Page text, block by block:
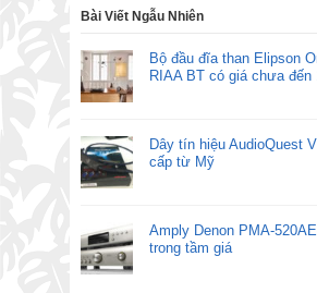
Bài Viết Ngẫu Nhiên
Bộ đầu đĩa than Elipson
RIAA BT có giá chưa đến
Dây tín hiệu AudioQuest
cấp từ Mỹ
Amply Denon PMA-
trong tầm giá